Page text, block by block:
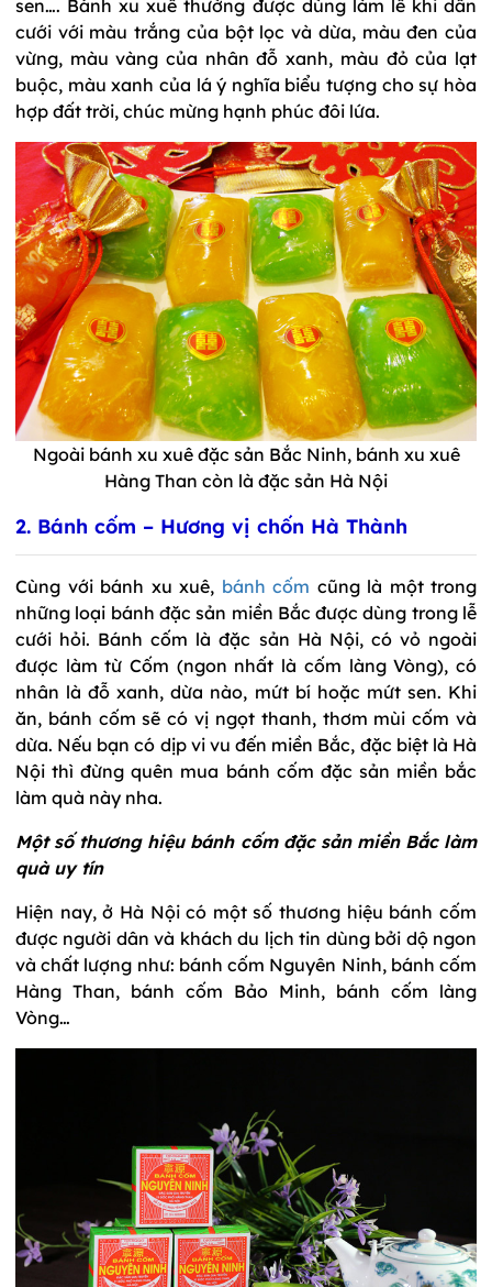
sen…. Bánh xu xuê thường được dùng làm lễ khi dẫn
cưới với màu trắng của bột lọc và dừa, màu đen của
vừng, màu vàng của nhân đỗ xanh, màu đỏ của lạt
buộc, màu xanh của lá ý nghĩa biểu tượng cho sự hòa
hợp đất trời, chúc mừng hạnh phúc đôi lứa.
Ngoài bánh xu xuê đặc sản Bắc Ninh, bánh xu xuê
Hàng Than còn là đặc sản Hà Nội
2. Bánh cốm – Hương vị chốn Hà Thành
Cùng với bánh xu xuê, bánh cốm cũng là một trong
những loại bánh đặc sản miền Bắc được dùng trong lễ
cưới hỏi. Bánh cốm là đặc sản Hà Nội, có vỏ ngoài
được làm từ Cốm (ngon nhất là cốm làng Vòng), có
nhân là đỗ xanh, dừa nào, mứt bí hoặc mứt sen. Khi
ăn, bánh cốm sẽ có vị ngọt thanh, thơm mùi cốm và
dừa. Nếu bạn có dịp vi vu đến miền Bắc, đặc biệt là Hà
Nội thì đừng quên mua bánh cốm đặc sản miền bắc
làm quà này nha.
Một số thương hiệu bánh cốm đặc sản miền Bắc làm
quà uy tín
Hiện nay, ở Hà Nội có một số thương hiệu bánh cốm
được người dân và khách du lịch tin dùng bởi dộ ngon
và chất lượng như: bánh cốm Nguyên Ninh, bánh cốm
Hàng Than, bánh cốm Bảo Minh, bánh cốm làng
Vòng…